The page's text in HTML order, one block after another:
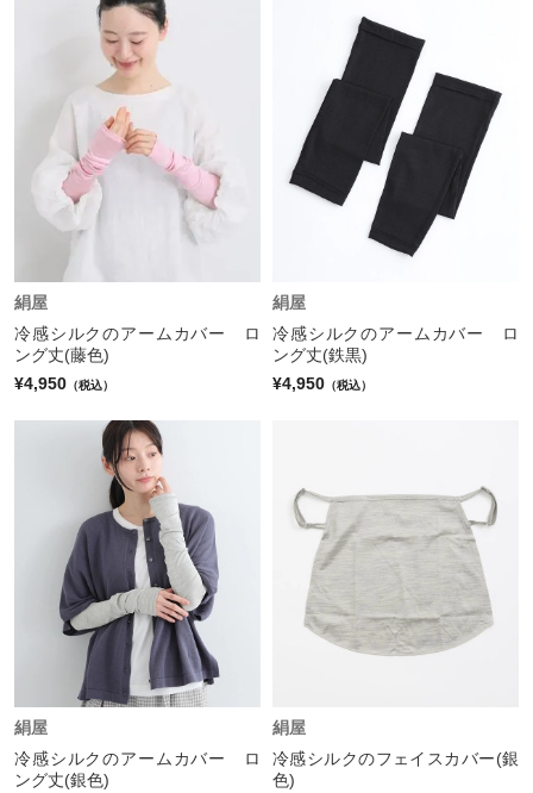
絹屋
冷感シルクのアームカバー ロ
ング丈(藤色)
¥4,950 （税込）
絹屋
冷感シルクのアームカバー ロ
ング丈(鉄黒)
¥4,950 （税込）
絹屋
冷感シルクのアームカバー ロ
ング丈(銀色)
絹屋
冷感シルクのフェイスカバー(銀
色)